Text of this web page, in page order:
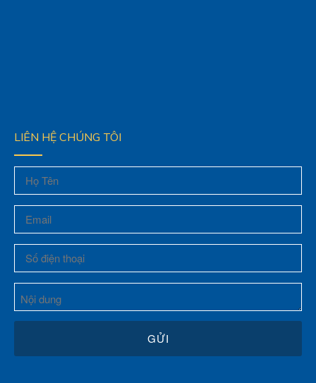
LIÊN HỆ CHÚNG TÔI